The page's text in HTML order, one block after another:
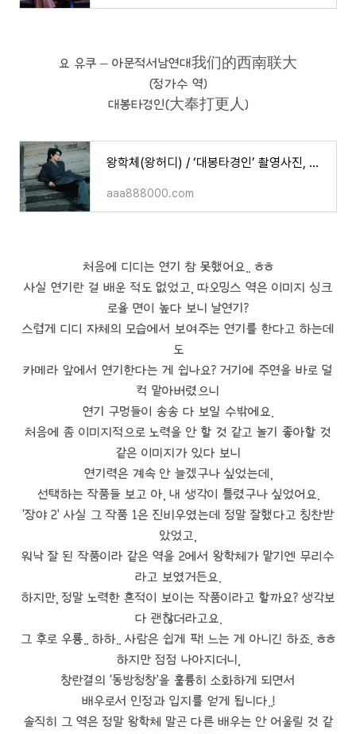
요 유쿠 – 아문적서남연대我们的西南联大
(정가수 역)
대봉타경인(大奉打更人)
왕학체(왕허디) / ‘대봉타경인’ 촬영사진, 영상
aaa888000.com
처음에 디디는 연기 참 못했어요.. ㅎㅎ
사실 연기란 걸 배운 적도 없었고, 따오밍스 역은 이미지 싱크
로율 면이 높다 보니 날연기?
스럽게 디디 자체의 모습에서 보여주는 연기를 한다고 하는데
도
카메라 앞에서 연기한다는 게 쉽나요? 거기에 주연을 바로 덜
컥 맡아버렸으니
연기 구멍들이 송송 다 보일 수밖에요.
처음에 좀 이미지적으로 노력을 안 할 것 같고 놀기 좋아할 것
같은 이미지가 있다 보니
연기력은 계속 안 늘겠구나 싶었는데,
선택하는 작품들 보고 아, 내 생각이 틀렸구나 싶었어요.
‘장야 2’ 사실 그 작품 1은 진비우였는데 정말 잘했다고 칭찬받
았었고,
워낙 잘 된 작품이라 같은 역을 2에서 왕학체가 맡기엔 무리수
라고 보였거든요.
하지만, 정말 노력한 흔적이 보이는 작품이라고 할까요? 생각보
다 괜찮더라고요.
그 후로 우룡.. 하하.. 사람은 쉽게 팍! 느는 게 아니긴 하죠. ㅎㅎ
하지만 점점 나아지더니,
창란결의 ‘동방청창’을 훌륭히 소화하게 되면서
배우로서 인정과 입지를 얻게 됩니다..!
솔직히 그 역은 정말 왕학체 말곤 다른 배우는 안 어울릴 것 같